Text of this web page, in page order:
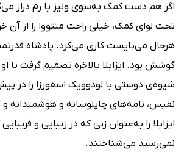
اگر هم دست کمک به‌سوی ونیز یا رم دراز
تحت لوای کمک، خیلی راحت منتووا را از آن
هرحال می‌بایست کاری می‌کرد. پادشاه
گوشش بود. ایزابلا بالاخره تصمیم گرفت با
شیوه‌ی دوستی با لودوویک اسفورزا را در
نفیس، نامه‌های چاپلوسانه و هوشمندانه و
ایزابلا را به‌عنوان زنی که در زیبایی و
نمی‌رسید می‌شناختند.